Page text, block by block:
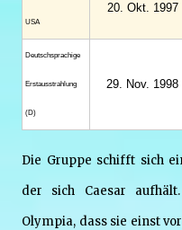
USA
20. Okt. 1997
Deutsch­sprachige
Erstaus­strahlung
(D)
29. Nov. 1998
Die Gruppe schifft sich
der sich Caesar
Olympia, dass sie einst